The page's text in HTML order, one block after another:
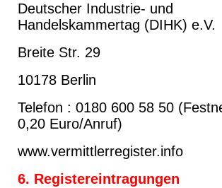
Deutscher Industrie- und
Handelskammertag (DIHK) e.V.
Breite Str. 29
10178 Berlin
Telefon : 0180 600 58 50
0,20 Euro/Anruf)
www.vermittlerregister.info
6. Registereintragungen